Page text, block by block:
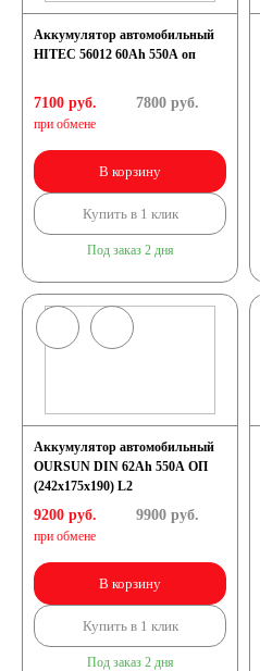
Аккумулятор автомобильный
HITEC 56012 60Ah 550A оп
7100 руб.
при обмене
7800руб.
В корзину
Купить в 1 клик
Под заказ 2 дня
Аккумулятор автомобильный
OURSUN DIN 62Ah 550A ОП
(242х175х190) L2
9200 руб.
при обмене
9900руб.
В корзину
Купить в 1 клик
Под заказ 2 дня